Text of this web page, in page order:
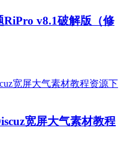
RiPro v8.1破解版（修
宽屏大气素材教程